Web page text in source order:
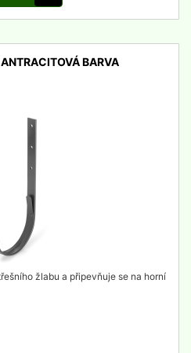
BARVA
žlabu a připevňuje se na horní